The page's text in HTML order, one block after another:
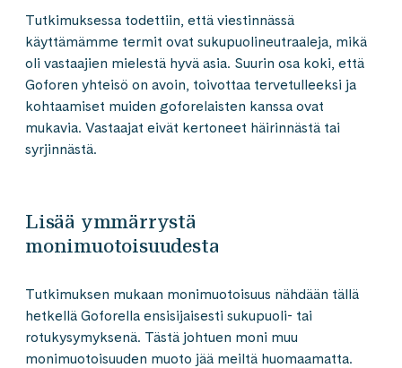
Tutkimuksessa todettiin, että viestinnässä
käyttämämme termit ovat sukupuolineutraaleja, mikä
oli vastaajien mielestä hyvä asia. Suurin osa koki, että
Goforen yhteisö on avoin, toivottaa tervetulleeksi ja
kohtaamiset muiden goforelaisten kanssa ovat
mukavia. Vastaajat eivät kertoneet häirinnästä tai
syrjinnästä.
Lisää ymmärrystä
monimuotoisuudesta
Tutkimuksen mukaan monimuotoisuus nähdään tällä
hetkellä Goforella ensisijaisesti sukupuoli- tai
rotukysymyksenä. Tästä johtuen moni muu
monimuotoisuuden muoto jää meiltä huomaamatta.